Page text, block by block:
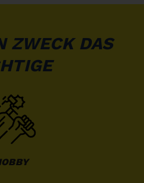
ZWECK DAS